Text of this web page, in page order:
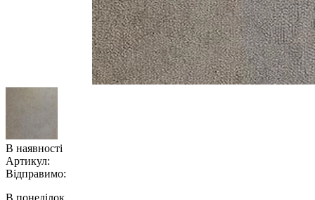
В наявності
Артикул:
Відправимо: